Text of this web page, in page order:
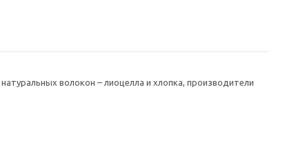
волокон – лиоцелла и хлопка, производители